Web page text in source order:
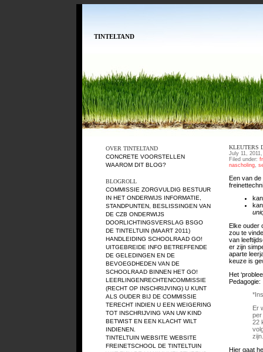
TINTELTAND
OVER TINTELTAND
CONCRETE VOORSTELLEN
WAAROM DIT BLOG?
BLOGROLL
COMMISSIE ZORGVULDIG BESTUUR
IN HET ONDERWIJS INFORMATIE,
STANDPUNTEN, BESLISSINGEN VAN
DE CZB ONDERWIJS
DOORLICHTINGSVERSLAG BSGO
DE TINTELTUIN (MAART 2011)
HANDLEIDING SCHOOLRAAD GO!
UITGEBREIDE INFO BETREFFENDE
DE GELEDINGEN EN DE
BEVOEGDHEDEN VAN DE
SCHOOLRAAD BINNEN HET GO!
LEERLINGENRECHTENCOMMISSIE
(RECHT OP INSCHRIJVING) U KUNT
ALS OUDER BIJ DE COMMISSIE
TERECHT INDIEN U EEN WEIGERING
TOT INSCHRIJVING VAN UW KIND
BETWIST EN EEN KLACHT WILT
INDIENEN.
TINTELTUIN WEBSITE WEBSITE
FREINETSCHOOL DE TINTELTUIN
KLEUTERS
July 11,
Filed under:
nascholing,
Een van de
Elke ouder
zou te
van
er zijn
aparte
keuze is
Het
Pedagogie:
Er
per
22
zijn.
Hier gaat